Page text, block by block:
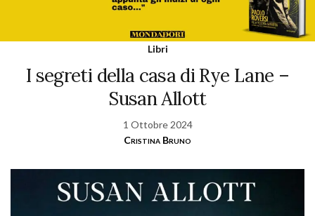
Libri
I segreti della casa di Rye Lane –
Susan Allott
1 Ottobre 2024
Cristina Bruno